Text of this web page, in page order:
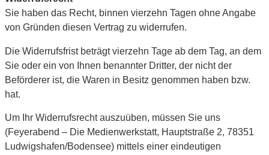
Sie haben das Recht, binnen vierzehn Tagen ohne Angabe
von Gründen diesen Vertrag zu widerrufen.
Die Widerrufsfrist beträgt vierzehn Tage ab dem Tag, an dem
Sie oder ein von Ihnen benannter Dritter, der nicht der
Beförderer ist, die Waren in Besitz genommen haben bzw.
hat.
Um Ihr Widerrufsrecht auszuüben, müssen Sie uns
(Feyerabend – Die Medienwerkstatt, Hauptstraße 2, 78351
Ludwigshafen/Bodensee) mittels einer eindeutigen